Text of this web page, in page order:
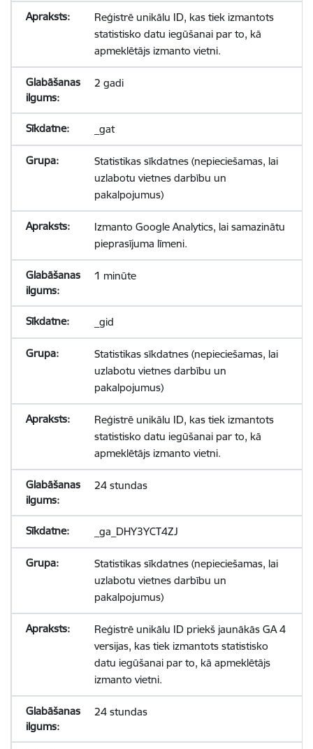
Reģistrē unikālu ID, kas tiek izmantots
statistisko datu iegūšanai par to, kā
apmeklētājs izmanto vietni.
2 gadi
_gat
Statistikas sīkdatnes (nepieciešamas, lai
uzlabotu vietnes darbību un
pakalpojumus)
Izmanto Google Analytics, lai samazinātu
pieprasījuma līmeni.
1 minūte
_gid
Statistikas sīkdatnes (nepieciešamas, lai
uzlabotu vietnes darbību un
pakalpojumus)
Reģistrē unikālu ID, kas tiek izmantots
statistisko datu iegūšanai par to, kā
apmeklētājs izmanto vietni.
24 stundas
_ga_DHY3YCT4ZJ
Statistikas sīkdatnes (nepieciešamas, lai
uzlabotu vietnes darbību un
pakalpojumus)
Reģistrē unikālu ID priekš jaunākās GA 4
versijas, kas tiek izmantots statistisko
datu iegūšanai par to, kā apmeklētājs
izmanto vietni.
24 stundas